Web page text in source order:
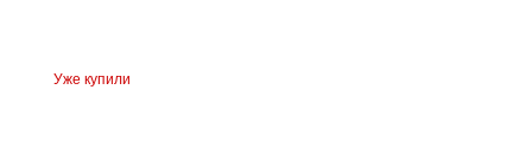
Уже купили